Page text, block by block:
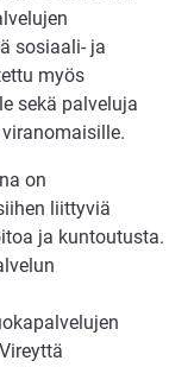
sosiaali- ja
myös
sekä palveluja
on
liittyviä
ja kuntoutusta.